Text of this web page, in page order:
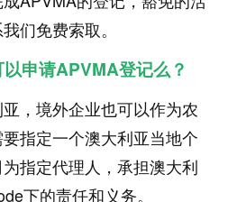
们免费索取。
申请APVMA登记么？
，境外企业也可以作为农
指定一个澳大利亚当地个
指定代理人，承担澳大利
下的责任和义务。